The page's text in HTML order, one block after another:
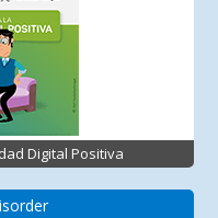
Digital Positiva